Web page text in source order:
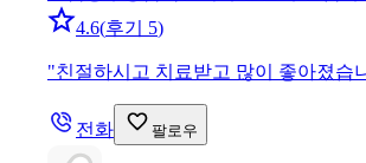
4.6(후기 5)
"친절하시고 치료받고 많이 좋아졌습
전화 팔로우